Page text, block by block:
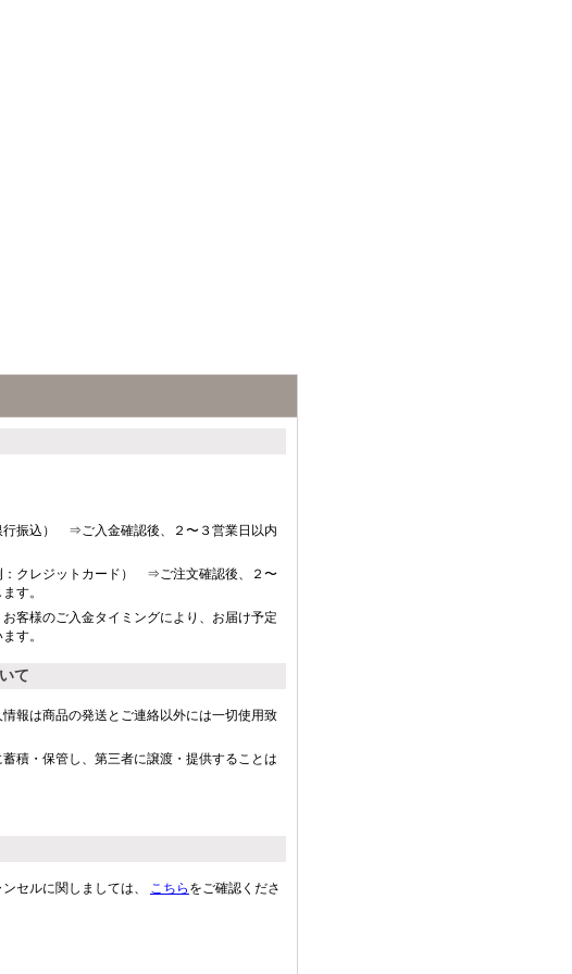
行振込） ⇒ご入金確認後、２〜３営業日以内
：クレジットカード） ⇒ご注文確認後、２〜
す。
客様のご入金タイミングにより、お届け予定
す。
て
報は商品の発送とご連絡以外には一切使用致
積・保管し、第三者に譲渡・提供することは
セルに関しましては、 こちら をご確認くださ